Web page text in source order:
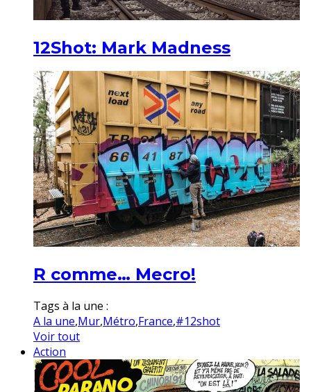
12Shot: Mark Madness
R comme… Mecro!
Tags à la une :
A la une,Mur,Métro,France,#12shot
Voir tout
Action